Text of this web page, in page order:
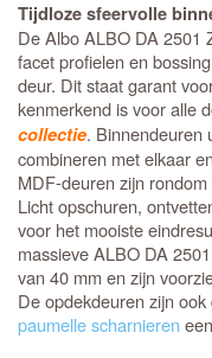
Tijdloze sfeervolle
De Albo ALBO DA 2501
facet profielen en
deur. Dit staat garant
kenmerkend is voor alle
collectie. Binnendeuren
combineren met elkaar
MDF-deuren zijn
Licht opschuren,
voor het mooiste
massieve ALBO DA
van 40 mm en zijn
De opdekdeuren zijn
paumelle scharnieren